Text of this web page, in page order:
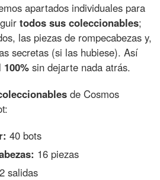
apartados individuales para
todos sus coleccionables;
las piezas de rompecabezas y,
secretas (si las hubiese). Así
sin dejarte nada atrás.
de Cosmos
40 bots
16 piezas
2 salidas